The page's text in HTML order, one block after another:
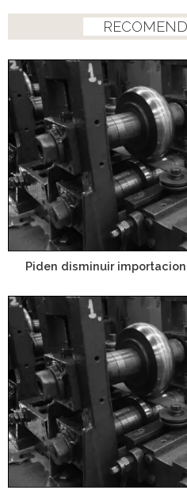
Piden disminuir